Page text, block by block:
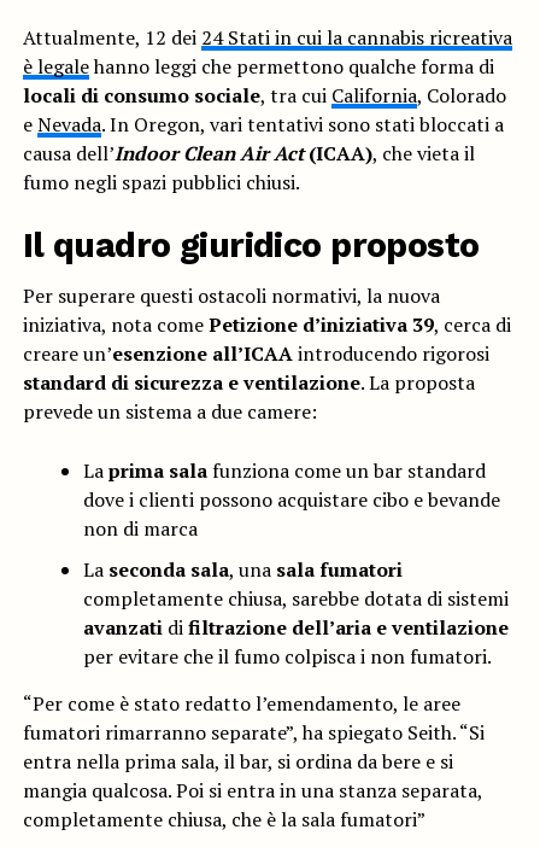
Attualmente, 12 dei 24 Stati in cui la cannabis ricreativa
è legalehanno leggi che permettono qualche forma di
locali di consumo sociale, tra cui California, Colorado
eNevada. In Oregon, vari tentativi sono stati bloccati a
causa dell’Indoor Clean Air Act(ICAA), che vieta il
fumo negli spazi pubblici chiusi.
Il quadro giuridico proposto
Per superare questi ostacoli normativi, la nuova
iniziativa, nota comePetizione d’iniziativa 39, cerca di
creare un’esenzione all’ICAAintroducendo rigorosi
standard di sicurezza e ventilazione. La proposta
prevede un sistema a due camere:
Laprima salafunziona come un bar standard
dove i clienti possono acquistare cibo e bevande
non di marca
La seconda sala, una sala fumatori
completamente chiusa, sarebbe dotata di sistemi
avanzatidifiltrazione dell’aria e ventilazione
per evitare che il fumo colpisca i non fumatori.
“Per come è stato redatto l’emendamento, le aree
fumatori rimarranno separate”, ha spiegato Seith. “Si
entra nella prima sala, il bar, si ordina da bere e si
mangia qualcosa. Poi si entra in una stanza separata,
completamente chiusa, che è la sala fumatori”